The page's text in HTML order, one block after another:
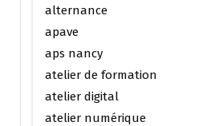
alternance
apave
aps nancy
atelier de formation
atelier digital
atelier numérique